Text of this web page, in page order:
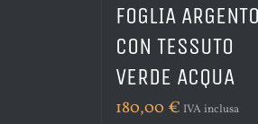
FOGLIA ARGENTO
CON TESSUTO
VERDE ACQUA
180,00 € IVA inclusa